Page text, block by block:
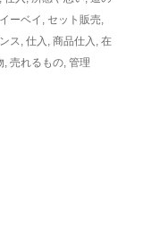
イーベイ , セット販売,
ス, 仕入 , 商品仕入 , 在
, 売れるもの, 管理